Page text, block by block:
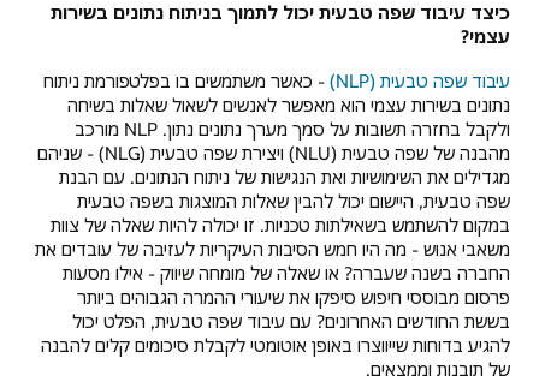
כיצד עיבוד שפה טבעית יכול לתמוך בניתוח נתונים בשירות
עצמי?
עיבוד שפה טבעית (NLP)
- כאשר משתמשים בו בפלטפורמת ניתוח
נתונים בשירות עצמי הוא מאפשר לאנשים לשאול שאלות בשיחה
ולקבל בחזרה תשובות על סמך מערך נתונים נתון. NLP מורכב
מהבנה של שפה טבעית (NLU) ויצירת שפה טבעית (NLG) - שניהם
מגדילים את השימושיות ואת הנגישות של ניתוח הנתונים. עם הבנת
שפה טבעית, היישום יכול להבין שאלות המוצגות בשפה טבעית
במקום להשתמש בשאילתות טכניות. זו יכולה להיות שאלה של צוות
משאבי אנוש - מה היו חמש הסיבות העיקריות לעזיבה של עובדים את
החברה בשנה שעברה? או שאלה של מומחה שיווק - אילו מסעות
פרסום מבוססי חיפוש סיפקו את שיעורי ההמרה הגבוהים ביותר
בששת החודשים האחרונים? עם עיבוד שפה טבעית, הפלט יכול
להגיע בדוחות שייווצרו באופן אוטומטי לקבלת סיכומים קלים להבנה
של תובנות וממצאים.